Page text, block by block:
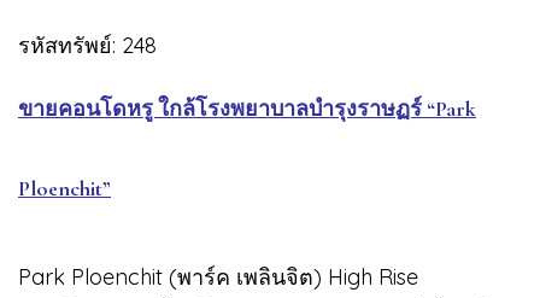
รหัสทรัพย์: 248
ขายคอนโดหรู ใกล้โรงพยาบาลบำรุงราษฏร์ “Park
Ploenchit”
Park Ploenchit (พาร์ค เพลินจิต) High Rise